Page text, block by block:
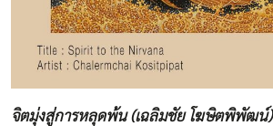
จิตมุ่งสู่การหลุดพ้น (เฉลิมชัย โฆษิตพิพัฒน์)